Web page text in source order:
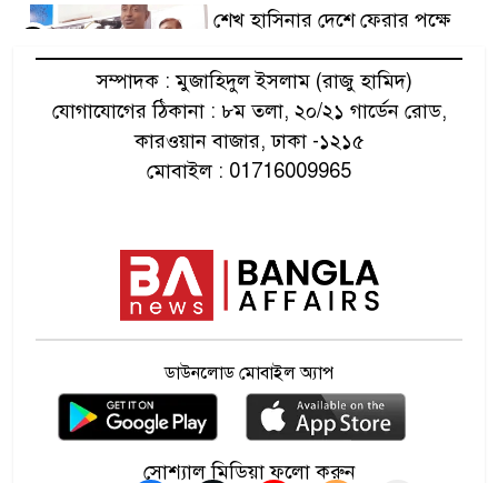
শেখ হাসিনার দেশে ফেরার পক্ষে
বঙ্গমাতা শেখ ফজিলাতুন্নেছা
মুজিবের জন্মদিন আজ
ফুটবলার
কর্মীর স্ত্রীর সঙ্গে অনৈতিক সম্পর্ক,
বহিষ্কার জামায়াত নেতা
৮
ইবির হলে ছাত্রীর গোপন ছবি
ফাঁসের অভিযোগ
সম্পাদক : মুজাহিদুল ইসলাম (রাজু হামিদ)
যোগাযোগের ঠিকানা : ৮ম তলা, ২০/২১ গার্ডেন রোড,
কারওয়ান বাজার, ঢাকা -১২১৫
মোবাইল : 01716009965
ডাউনলোড মোবাইল অ্যাপ
সোশ্যাল মিডিয়া ফলো করুন